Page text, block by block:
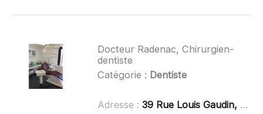
Docteur Radenac, Chirurgien-
dentiste
Catégorie : Dentiste
Adresse : 39 Rue Louis Gaudin, 44980 Sainte-Luce-sur-Loire